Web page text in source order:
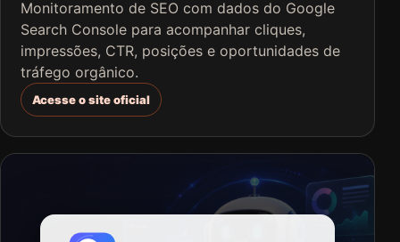
Monitoramento de SEO com dados do Google
Search Console para acompanhar cliques,
impressões, CTR, posições e oportunidades de
tráfego orgânico.
Acesse o site oficial